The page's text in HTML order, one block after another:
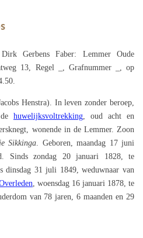
Gerbens Faber: Lemmer Oude
13, Regel _, Grafnummer _, op
Henstra). In leven zonder beroep,
huwelijksvoltrekking, oud acht en
wonende in de Lemmer. Zoon
Sikkinga. Geboren, maandag 17 juni
Sinds zondag 20 januari 1828, te
dinsdag 31 juli 1849, weduwnaar van
, woensdag 16 januari 1878, te
van 78 jaren, 6 maanden en 29